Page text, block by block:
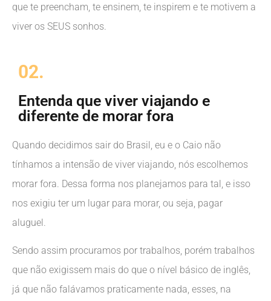
que te preencham, te ensinem, te inspirem e te motivem a
viver os SEUS sonhos.
02.
Entenda que viver viajando e
diferente de morar fora
Quando decidimos sair do Brasil, eu e o Caio não
tínhamos a intensão de viver viajando, nós escolhemos
morar fora. Dessa forma nos planejamos para tal, e isso
nos exigiu ter um lugar para morar, ou seja, pagar
aluguel.
Sendo assim procuramos por trabalhos, porém trabalhos
que não exigissem mais do que o nível básico de inglês,
já que não falávamos praticamente nada, esses, na